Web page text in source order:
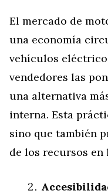
El mercado de
una economía
vehículos
vendedores las
una alternativa
interna. Esta
sino que también
de los recursos